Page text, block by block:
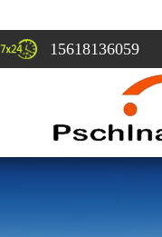
15618136059